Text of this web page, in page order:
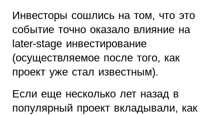
Инвесторы сошлись на том, что это
событие точно оказало влияние на
later-stage инвестирование
(осуществляемое после того, как
проект уже стал известным).
Если еще несколько лет назад в
популярный проект вкладывали, как